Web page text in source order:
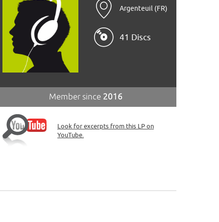
Argenteuil (FR)
41 Discs
Member since 2016
Look for excerpts from this LP on
YouTube.